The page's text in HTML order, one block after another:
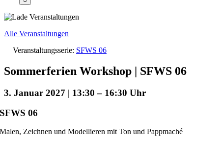
Alle Veranstaltungen
Veranstaltungsserie: SFWS 06
Sommerferien Workshop | SFWS 06
3. Januar 2027 | 13:30 – 16:30
SFWS 06
Malen, Zeichnen und Modellieren mit Ton und Pappmaché